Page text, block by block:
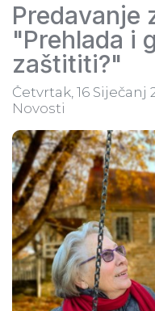
Predavanje
"Prehlada i
zaštititi?"
Četvrtak, 16 Siječanj
Novosti